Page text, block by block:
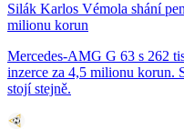
Silák Karlos Vémola shání
milionu korun
Mercedes-AMG G 63 s 262
inzerce za 4,5 milionu korun.
stojí stejně.